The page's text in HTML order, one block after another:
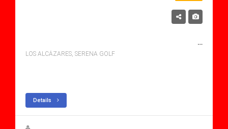
TE KOOP APARTMENT IN SERENA GOLF, LOS ALCÃ¡ZARES
LOS ALCÁZARES, SERENA GOLF
Details